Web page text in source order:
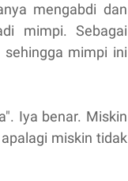
mengabdi dan
mimpi. Sebagai
mimpi ini
Iya benar. Miskin
miskin tidak